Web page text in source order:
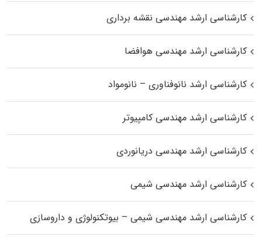
کارشناسی ارشد مهندسی نقشه برداری
کارشناسی ارشد مهندسی هوافضا
کارشناسی ارشد نانوفناوری – نانومواد
کارشناسی ارشد مهندسی کامپیوتر
کارشناسی ارشد مهندسی دریانوردی
کارشناسی ارشد مهندسی شیمی
کارشناسی ارشد مهندسی شیمی – بیوتکنولوژی و داروسازی